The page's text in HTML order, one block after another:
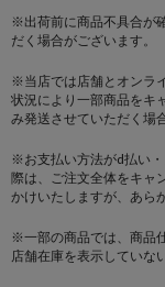
※出荷前に商品不具合が
だく場合がございます。
※当店では店舗とオンラ
状況により一部商品をキ
み発送させていただく場
※お支払い方法がd払い
際は、ご注文全体をキャ
かけいたしますが、あら
※一部の商品では、商品
店舗在庫を表示していな